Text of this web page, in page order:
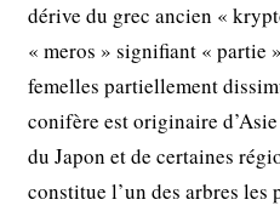
dérive du grec ancien «
« meros » signifiant « partie
femelles partiellement
conifère est originaire
du Japon et de certaines
constitue l’un des arbres les